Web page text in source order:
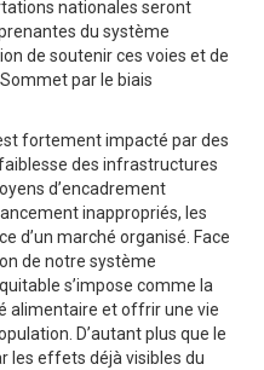
nationales seront
du système
de soutenir ces voies et de
par le biais
fortement impacté par des
des infrastructures
d’encadrement
inappropriés, les
d’un marché organisé. Face
de notre système
s’impose comme la
alimentaire et offrir une vie
D’autant plus que le
les effets déjà visibles du